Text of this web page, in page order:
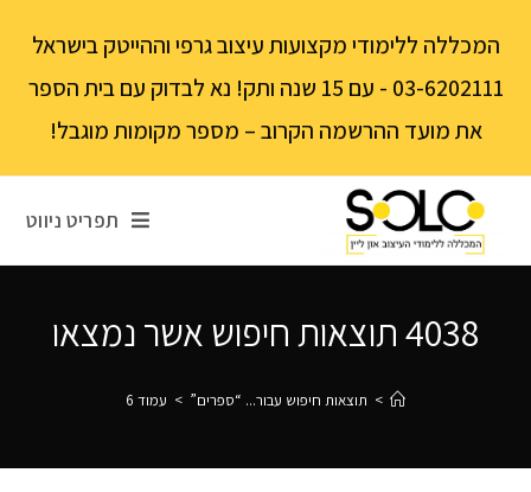
המכללה ללימודי מקצועות עיצוב גרפי וההייטק בישראל
03-6202111 - עם 15 שנה ותק! נא לבדוק עם בית הספר
את מועד ההרשמה הקרוב – מספר מקומות מוגבל!
תפריט ניווט
4038תוצאות חיפוש אשר נמצאו
> תוצאות חיפוש עבור... “ספרים” > עמוד 6